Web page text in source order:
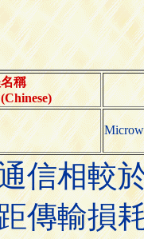
稱
信相較
傳輸損